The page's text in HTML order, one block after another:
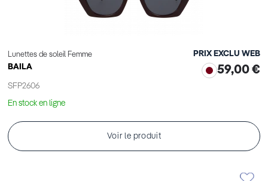
Lunettes de soleil Femme
BAILA
SFP2606
PRIX EXCLU WEB
59,00 €
En stock en ligne
Voir le produit